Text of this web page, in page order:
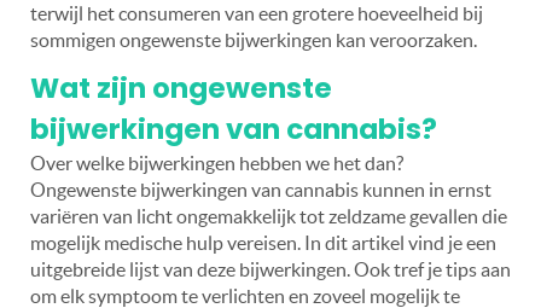
terwijl het consumeren van een grotere hoeveelheid bij
sommigen ongewenste bijwerkingen kan veroorzaken.
Wat zijn ongewenste
bijwerkingen van cannabis?
Over welke bijwerkingen hebben we het dan?
Ongewenste bijwerkingen van cannabis kunnen in ernst
variëren van licht ongemakkelijk tot zeldzame gevallen die
mogelijk medische hulp vereisen. In dit artikel vind je een
uitgebreide lijst van deze bijwerkingen. Ook tref je tips aan
om elk symptoom te verlichten en zoveel mogelijk te